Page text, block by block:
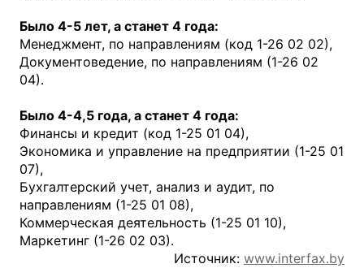
Было 4-5 лет, а станет 4 года:
Менеджмент, по направлениям (код 1-26 02 02),
Документоведение, по направлениям (1-26 02
04).
Было 4-4,5 года, а станет 4 года:
Финансы и кредит (код 1-25 01 04),
Экономика и управление на предприятии (1-25 01
07),
Бухгалтерский учет, анализ и аудит, по
направлениям (1-25 01 08),
Коммерческая деятельность (1-25 01 10),
Маркетинг (1-26 02 03).
Источник: www.interfax.by